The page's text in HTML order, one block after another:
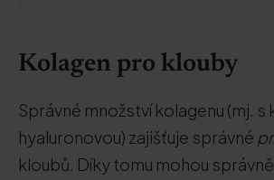
Kolagen pro klouby
Správné množství kolagenu (mj. s
hyaluronovou) zajišťuje správné
kloubů. Díky tomu mohou